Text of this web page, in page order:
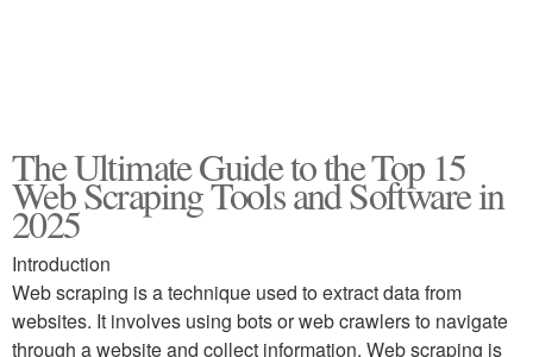
The Ultimate Guide to the Top 15
Web Scraping Tools and Software in
2025
Introduction
Web scraping is a technique used to extract data from
websites. It involves using bots or web crawlers to navigate
through a website and collect information. Web scraping is